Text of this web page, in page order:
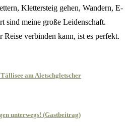
Klettersteig gehen, Wandern, E-
sind meine große Leidenschaft.
Reise verbinden kann, ist es perfekt.
am Aletschgletscher
unterwegs! (Gastbeitrag)